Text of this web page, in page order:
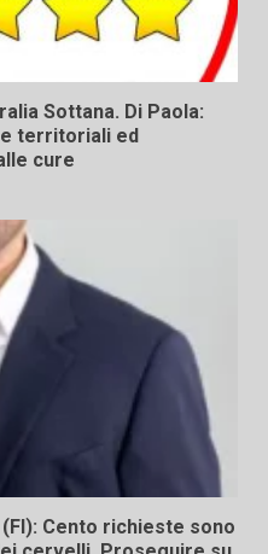
Sottana. Di Paola:
territoriali ed
cure
Cento richieste sono